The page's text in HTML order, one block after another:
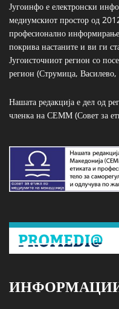
Југоинфо е електронски
медиумскиот простор од
професионално
покрива настаните и ви ги
Југоисточниот регион со
регион (Струмица,
Нашата редакција е дел од
членка на СЕММ (Совет за